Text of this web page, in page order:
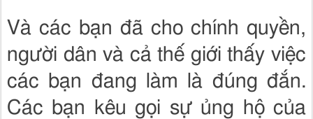
Và các bạn đã cho chính quyền,
người dân và cả thế giới thấy việc
các bạn đang làm là đúng đắn.
Các bạn kêu gọi sự ủng hộ của